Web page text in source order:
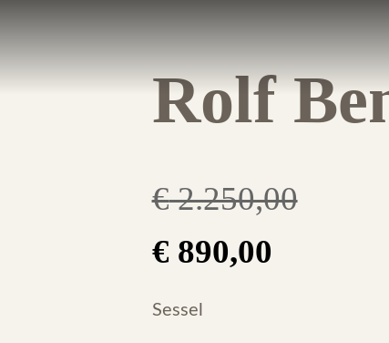
Rolf
€2.250,00
Original
price
€ 890,00
Sessel